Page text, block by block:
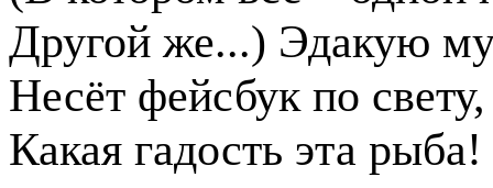
Другой же...) Эдакую
Несёт фейсбук по
Какая гадость эта рыба!